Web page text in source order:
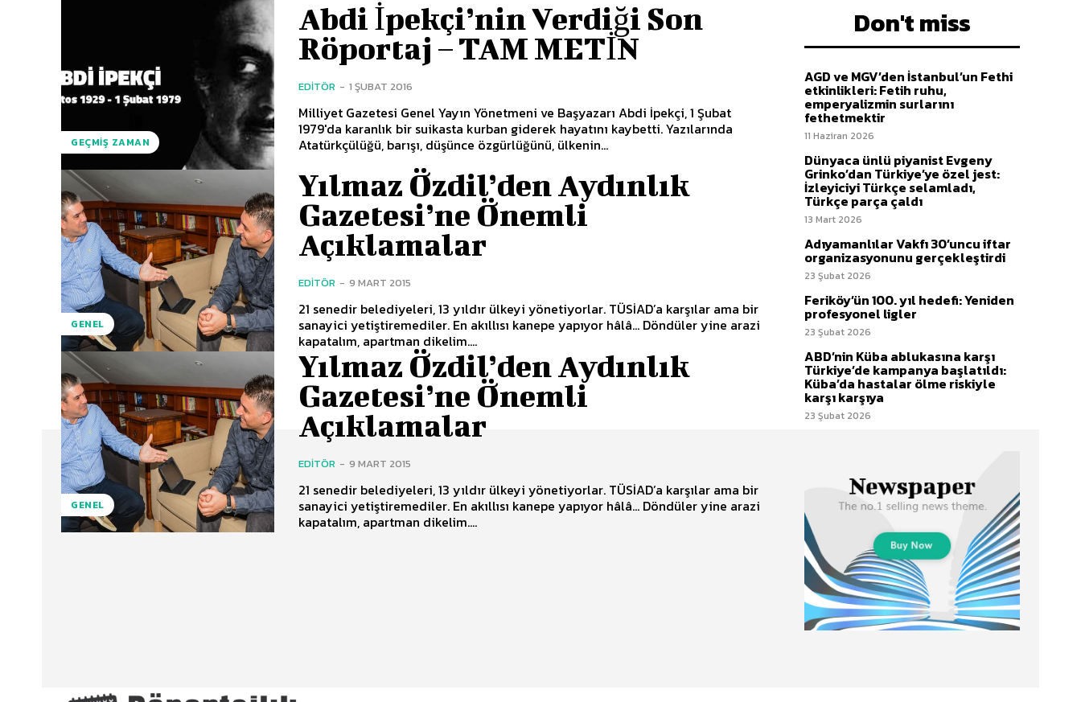
GEÇMIŞ ZAMAN
Abdi İpekçi’nin Verdiği Son
Röportaj – TAM METİN
EDITÖR - 1 ŞUBAT 2016
Milliyet Gazetesi Genel Yayın Yönetmeni ve Başyazarı Abdi İpekçi, 1 Şubat
1979'da karanlık bir suikasta kurban giderek hayatını kaybetti. Yazılarında
Atatürkçülüğü, barışı, düşünce özgürlüğünü, ülkenin...
GENEL
Yılmaz Özdil’den Aydınlık
Gazetesi’ne Önemli
Açıklamalar
EDITÖR - 9 MART 2015
21 senedir belediyeleri, 13 yıldır ülkeyi yönetiyorlar. TÜSİAD’a karşılar ama bir
sanayici yetiştiremediler. En akıllısı kanepe yapıyor hâlâ... Döndüler yine arazi
kapatalım, apartman dikelim....
GENEL
Yılmaz Özdil’den Aydınlık
Gazetesi’ne Önemli
Açıklamalar
EDITÖR - 9 MART 2015
21 senedir belediyeleri, 13 yıldır ülkeyi yönetiyorlar. TÜSİAD’a karşılar ama bir
sanayici yetiştiremediler. En akıllısı kanepe yapıyor hâlâ... Döndüler yine arazi
kapatalım, apartman dikelim....
Don't miss
AGD ve MGV’den İstanbul’un Fethi
etkinlikleri: Fetih ruhu,
emperyalizmin surlarını
fethetmektir
11 Haziran 2026
Dünyaca ünlü piyanist Evgeny
Grinko’dan Türkiye’ye özel jest:
İzleyiciyi Türkçe selamladı,
Türkçe parça çaldı
13 Mart 2026
Adıyamanlılar Vakfı 30’uncu iftar
organizasyonunu gerçekleştirdi
23 Şubat 2026
Feriköy’ün 100. yıl hedefi: Yeniden
profesyonel ligler
23 Şubat 2026
ABD’nin Küba ablukasına karşı
Türkiye’de kampanya başlatıldı:
Küba’da hastalar ölme riskiyle
karşı karşıya
23 Şubat 2026